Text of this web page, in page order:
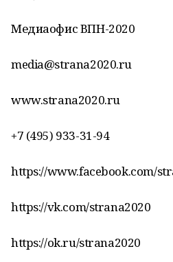
Медиаофис ВПН-2020
media@strana2020.ru
www.strana2020.ru
+7 (495) 933-31-94
https://www.facebook.com/
https://vk.com/strana2020
https://ok.ru/strana2020